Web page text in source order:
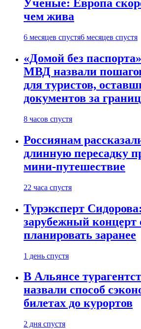
Ученые: Европа
чем жива
6 месяцев спустя6 месяцев спустя
«Домой без
МВД назвали
для туристов,
документов за
8 часов спустя
Россиянам
длинную пересадку
мини-путешествие
22 часа спустя
Турэксперт
зарубежный концерт
планировать заранее
1 день спустя
В Альянсе
назвали способ
билетах до курортов
2 дня спустя